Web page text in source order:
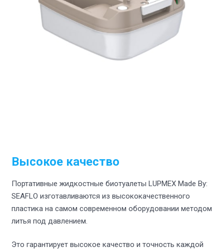
Высокое качество
Портативные жидкостные биотуалеты LUPMEX Made By:
SEAFLO изготавливаются из высококачественного
пластика на самом современном оборудовании методом
литья под давлением.
Это гарантирует высокое качество и точность каждой